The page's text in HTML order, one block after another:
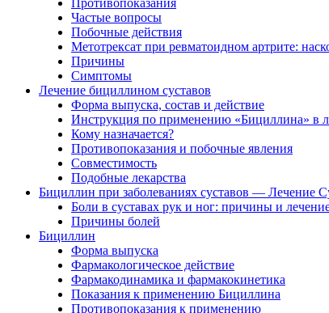
Частые вопросы
Побочные действия
Метотрексат при ревматоидном артрите:
Причины
Симптомы
Лечение бициллином суставов
Форма выпуска, состав и действие
Инструкция по применению «Бициллина» в
Кому назначается?
Противопоказания и побочные явления
Совместимость
Подобные лекарства
Бициллин при заболеваниях суставов — Лечение
Боли в суставах рук и ног: причины и
Причины болей
Бициллин
Форма выпуска
Фармакологическое действие
Фармакодинамика и фармакокинетика
Показания к применению Бициллина
Противопоказания к применению